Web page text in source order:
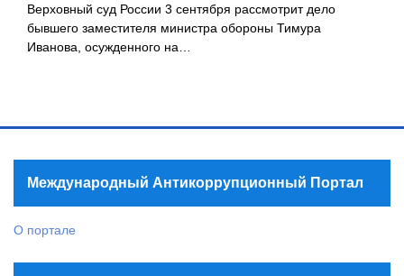
Верховный суд России 3 сентября рассмотрит дело
бывшего заместителя министра обороны Тимура
Иванова, осужденного на…
Международный Антикоррупционный Портал
О портале